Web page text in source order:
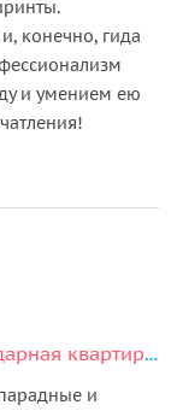
конечно, гида
и умением ею
Питер с высоты, парадные и легендарная квартира Довлатова (билеты включены)
и